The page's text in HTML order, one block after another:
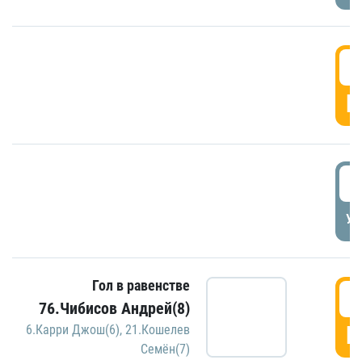
Гол в равенстве
76.Чибисов Андрей(8)
6.Карри Джош(6), 21.Кошелев
Семён(7)